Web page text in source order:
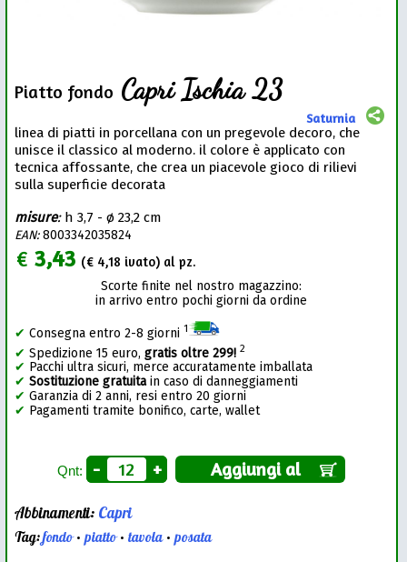
Piatto fondo Capri Ischia 23
Saturnia
linea di piatti in porcellana con un pregevole decoro, che
unisce il classico al moderno. il colore è applicato con
tecnica affossante, che crea un piacevole gioco di rilievi
sulla superficie decorata
misure: h 3,7 - ø 23,2 cm
EAN:8003342035824
€3,43 (€ 4,18 ivato) al pz.
Scorte finite nel nostro magazzino:
in arrivo entro pochi giorni da ordine
✔ Consegna entro 2-8 giorni 1
✔ Spedizione 15 euro,gratis oltre 299! 2
✔ Pacchi ultra sicuri, merce accuratamente imballata
✔ Sostituzione gratuitain caso di danneggiamenti
✔ Garanzia di 2 anni, resi entro 20 giorni
✔ Pagamenti tramite bonifico, carte, wallet
Qnt: - + Aggiungi al
Abbinamenti: Capri
Tag:fondo•piatto•tavola•posata